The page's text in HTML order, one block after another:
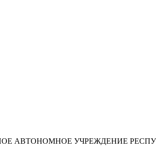
АВТОНОМНОЕ УЧРЕЖДЕНИЕ